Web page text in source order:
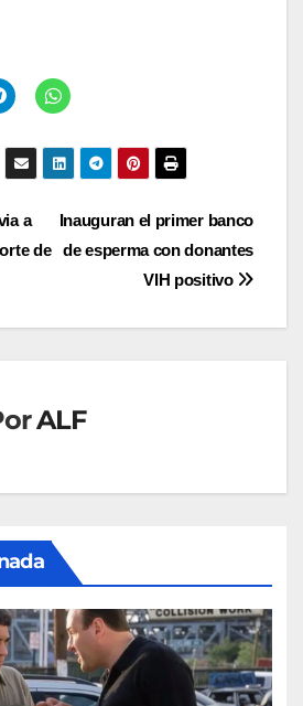
Inauguran el primer banco
de esperma con donantes
VIH positivo
a
de
ALF